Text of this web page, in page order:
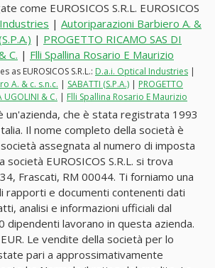
come EUROSICOS S.R.L. EUROSICOS
| Autoriparazioni Barbiero A. &
| PROGETTO RICAMO SAS DI
C. | Flli Spallina Rosario E Maurizio
EUROSICOS S.R.L.: D.a.i. Optical Industries |
A. & c. s.n.c. | SABATTI (S.P.A.) | PROGETTO
UGOLINI & C. | Flli Spallina Rosario E Maurizio
un'azienda, che è stata registrata 1993
Il nome completo della società è
società assegnata al numero di imposta
EUROSICOS S.R.L. si trova
Frascati, RM 00044. Ti forniamo una
rapporti e documenti contenenti dati
analisi e informazioni ufficiali dal
dipendenti lavorano in questa azienda.
Le vendite della società per lo
pari a approssimativamente